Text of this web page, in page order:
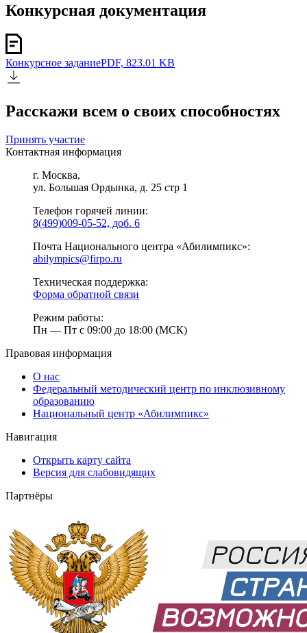
Конкурсная документация
Конкурсное заданиеPDF, 823.01 KB
Расскажи всем о своих способностях
Принять участие
Контактная информация
г. Москва,
ул. Большая Ордынка, д. 25 стр 1
Телефон горячей линии:
8(499)009-05-52, доб. 6
Почта Национального центра «Абилимпикс»:
abilympics@firpo.ru
Техническая поддержка:
Форма обратной связи
Режим работы:
Пн — Пт с 09:00 до 18:00 (МСК)
Правовая информация
О нас
Федеральный методический центр по инклюзивному
образованию
Национальный центр «Абилимпикс»
Навигация
Открыть карту сайта
Версия для слабовидящих
Партнёры